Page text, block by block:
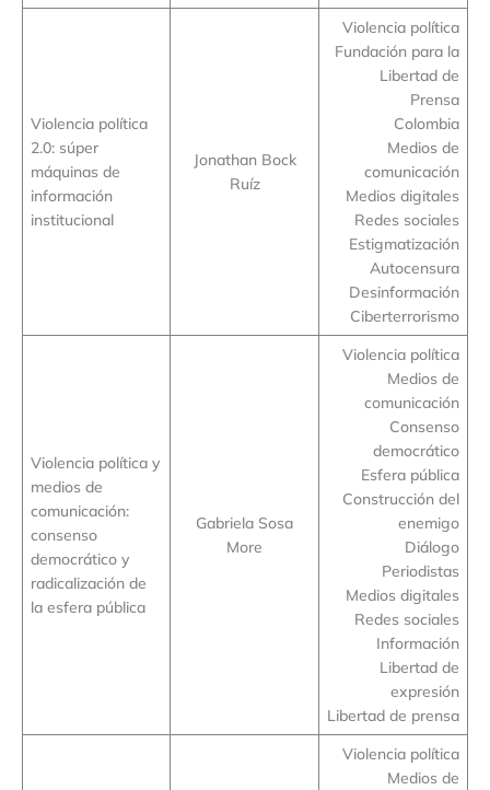
Violencia política
2.0: súper
máquinas de
información
institucional
Jonathan Bock
Ruíz
Violencia política
Fundación para la
Libertad de
Prensa
Colombia
Medios de
comunicación
Medios digitales
Redes sociales
Estigmatización
Autocensura
Desinformación
Ciberterrorismo
Violencia política y
medios de
comunicación:
consenso
democrático y
radicalización de
la esfera pública
Gabriela Sosa
More
Violencia política
Medios de
comunicación
Consenso
democrático
Esfera pública
Construcción del
enemigo
Diálogo
Periodistas
Medios digitales
Redes sociales
Información
Libertad de
expresión
Libertad de prensa
Violencia política
Medios de